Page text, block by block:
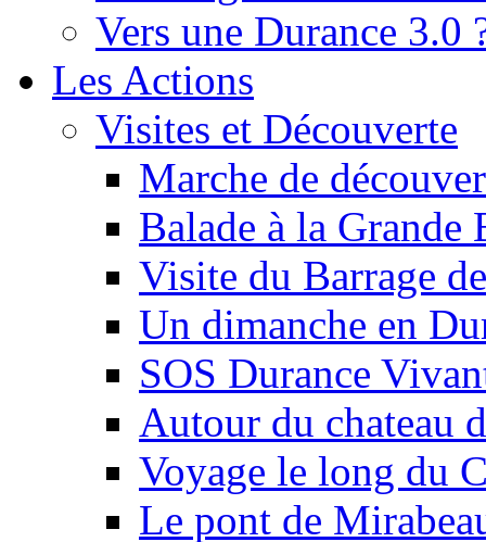
Vers une Durance 3.0
Les Actions
Visites et Découverte
Marche de
Balade à la Grande
Visite du Barrage
Un dimanche en
SOS Durance
Autour du chateau
Voyage le long du
Le pont de